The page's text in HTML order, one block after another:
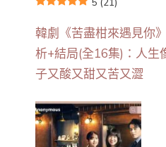
韓劇《苦盡柑來遇見你
析+結局(全16集)：人生
子又酸又甜又苦又澀